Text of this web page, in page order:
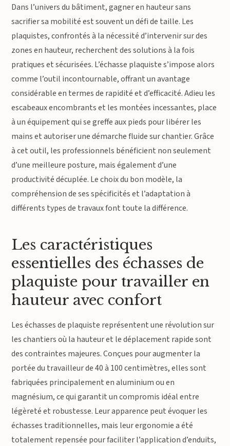
Dans l’univers du bâtiment, gagner en hauteur sans
sacrifier sa mobilité est souvent un défi de taille. Les
plaquistes, confrontés à la nécessité d’intervenir sur des
zones en hauteur, recherchent des solutions à la fois
pratiques et sécurisées. L’échasse plaquiste s’impose alors
comme l’outil incontournable, offrant un avantage
considérable en termes de rapidité et d’efficacité. Adieu les
escabeaux encombrants et les montées incessantes, place
à un équipement qui se greffe aux pieds pour libérer les
mains et autoriser une démarche fluide sur chantier. Grâce
à cet outil, les professionnels bénéficient non seulement
d’une meilleure posture, mais également d’une
productivité décuplée. Le choix du bon modèle, la
compréhension de ses spécificités et l’adaptation à
différents types de travaux font toute la différence.
Les caractéristiques
essentielles des échasses de
plaquiste pour travailler en
hauteur avec confort
Les échasses de plaquiste représentent une révolution sur
les chantiers où la hauteur et le déplacement rapide sont
des contraintes majeures. Conçues pour augmenter la
portée du travailleur de 40 à 100 centimètres, elles sont
fabriquées principalement en aluminium ou en
magnésium, ce qui garantit un compromis idéal entre
légèreté et robustesse. Leur apparence peut évoquer les
échasses traditionnelles, mais leur ergonomie a été
totalement repensée pour faciliter l’application d’enduits,